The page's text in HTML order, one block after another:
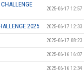
2025-06-17 12:57
2025 2025-06-17 12:33
2025-06-17 08:23
2025-06-16 16:07
2025-06-16 12:34